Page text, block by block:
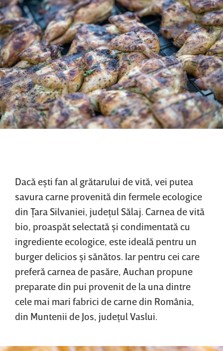
Dacă eşti fan al grătarului de vită, vei putea
savura carne provenită din fermele ecologice
din Ţara Silvaniei, judeţul Sălaj. Carnea de vită
bio, proaspăt selectată şi condimentată cu
ingrediente ecologice, este ideală pentru un
burger delicios şi sănătos. Iar pentru cei care
preferă carnea de pasăre, Auchan propune
preparate din pui provenit de la una dintre
cele mai mari fabrici de carne din România,
din Muntenii de Jos, judeţul Vaslui.